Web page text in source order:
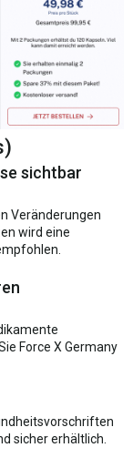
sichtbar
Veränderungen
wird eine
Force X Germany
sicher erhältlich.